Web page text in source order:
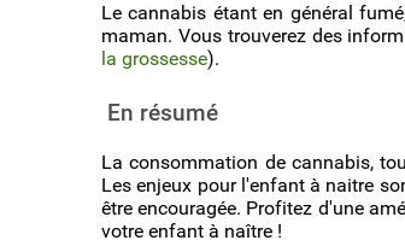
Le cannabis étant en général
maman. Vous trouverez des
la grossesse).
En résumé
La consommation de cannabis,
Les enjeux pour l'enfant à naitre
être encouragée. Profitez d'une
votre enfant à naître !